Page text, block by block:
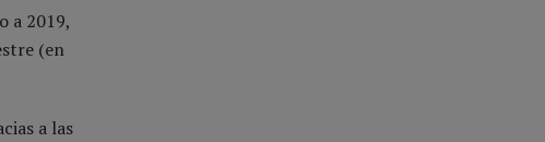
a 2019,
(en
a las